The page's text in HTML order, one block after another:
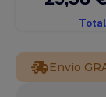
Envío